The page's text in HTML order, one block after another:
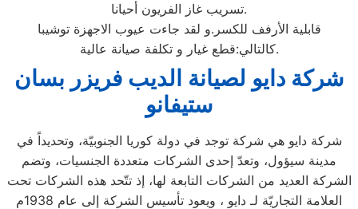
تسريب غاز الفريون أحيانا.
قابلية الأرفف للكسر.و لقد جاءت عيوب الاجهزة توشيبا
كالتالي:قطع غيار و تكلفة صيانة عالية.
شركة دايو لصيانة الديب فريزر بسان
ستيفانو
شركة دايو هي شركة توجد في دولة كوريا الجنوبيّة، وتحديداً في
مدينة سيؤول، وتعدّ إحدى الشركات متعددة الجنسيات، وتضم
الشركة العديد من الشركات التابعة لها، إذ تتّحد هذه الشركات تحت
العلامة التجاريّة لـ دايو ، ويعود تأسيس الشركة إلى عام 1938م